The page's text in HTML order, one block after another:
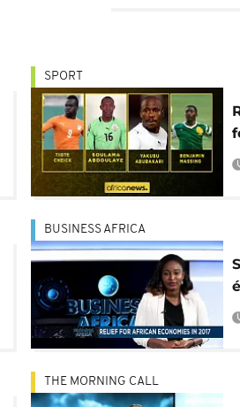
SPORT
BUSINESS AFRICA
THE MORNING CALL